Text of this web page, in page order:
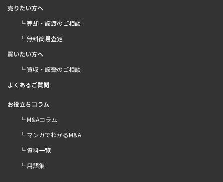
売りたい方へ
└ 売却・譲渡のご相談
└ 無料簡易査定
買いたい方へ
└ 買収・譲受のご相談
よくあるご質問
お役立ちコラム
└ M&Aコラム
└ マンガでわかるM&A
└ 資料一覧
└ 用語集